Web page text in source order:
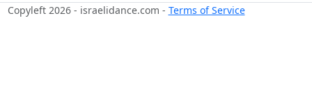
Copyleft 2026 - israelidance.com - Terms of Service